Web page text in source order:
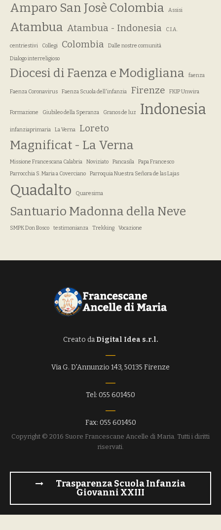
Amparo San Josè Colombia Assisi
Atambua Atambua - Indonesia C.I.A.
centriestivi Collegi Colombia
Dalle nostre comunità
Dialogo interreligioso
Diocesi di Faenza e Modigliana faenza
Faenza Coronavirus Faenza Scuola dell'infanzia Firenze FKIP Unwira
Formazione Giubileo della Speranza Granos de luz Indonesia
infanziaprimaria La Verna Loreto
Magnificat - La Verna
Missione Francescana Calabria Noviziato Pancasila
Papa Francesco
Parrocchia S. Maria a Coverciano
Parroquia Nuestra Señora de las Lajas
Quadalto Quaresima
Santuario Madonna della Neve
SMPK Don Bosco testimonianza Trekking Vocazione
Creato da Digital Idea s.r.l.
Via G. D'Annunzio 143, 50135 Firenze
Tel: 055 601450
Fax: 055 601450
Copyright © 2016 Suore Francescane Ancelle di Maria. Tutti i diritti
riservati.
Trasparenza Scuola Infanzia
Giovanni XXIII